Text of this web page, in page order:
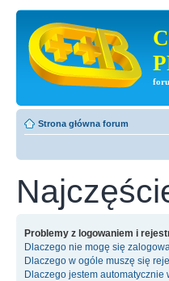
Strona główna forum
Problemy z logowaniem i
Dlaczego nie mogę się
Dlaczego w ogóle muszę się
Dlaczego jestem automatycznie